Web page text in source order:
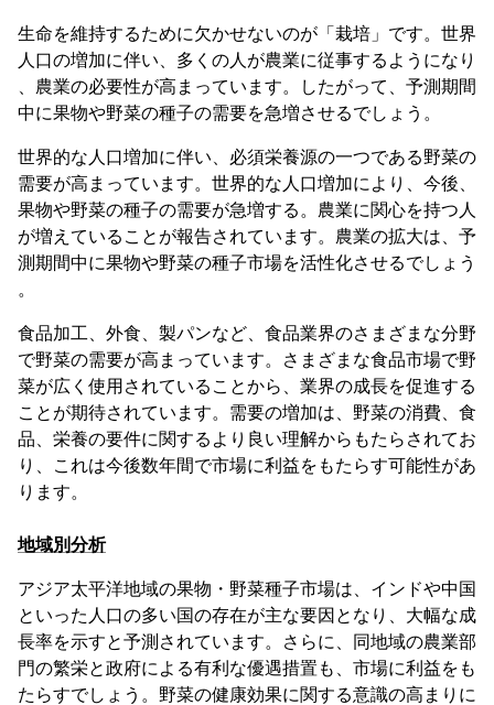
生命を維持するために欠かせないのが「栽培」です。世界
人口の増加に伴い、多くの人が農業に従事するようになり
、農業の必要性が高まっています。したがって、予測期間
中に果物や野菜の種子の需要を急増させるでしょう。
世界的な人口増加に伴い、必須栄養源の一つである野菜の
需要が高まっています。世界的な人口増加により、今後、
果物や野菜の種子の需要が急増する。農業に関心を持つ人
が増えていることが報告されています。農業の拡大は、予
測期間中に果物や野菜の種子市場を活性化させるでしょう
。
食品加工、外食、製パンなど、食品業界のさまざまな分野
で野菜の需要が高まっています。さまざまな食品市場で野
菜が広く使用されていることから、業界の成長を促進する
ことが期待されています。需要の増加は、野菜の消費、食
品、栄養の要件に関するより良い理解からもたらされてお
り、これは今後数年間で市場に利益をもたらす可能性があ
ります。
地域別分析
アジア太平洋地域の果物・野菜種子市場は、インドや中国
といった人口の多い国の存在が主な要因となり、大幅な成
長率を示すと予測されています。さらに、同地域の農業部
門の繁栄と政府による有利な優遇措置も、市場に利益をも
たらすでしょう。野菜の健康効果に関する意識の高まりに